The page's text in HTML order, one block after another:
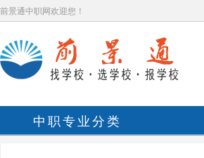
前景通中职网欢迎您！
中职专业分类